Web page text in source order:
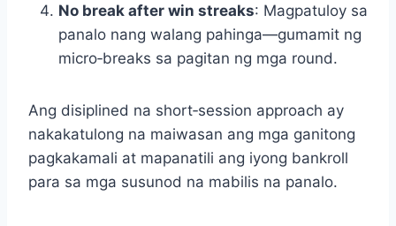
No break after win streaks: Magpatuloy sa
panalo nang walang pahinga—gumamit ng
micro‑breaks sa pagitan ng mga round.
Ang disiplined na short‑session approach ay
nakakatulong na maiwasan ang mga ganitong
pagkakamali at mapanatili ang iyong bankroll
para sa mga susunod na mabilis na panalo.